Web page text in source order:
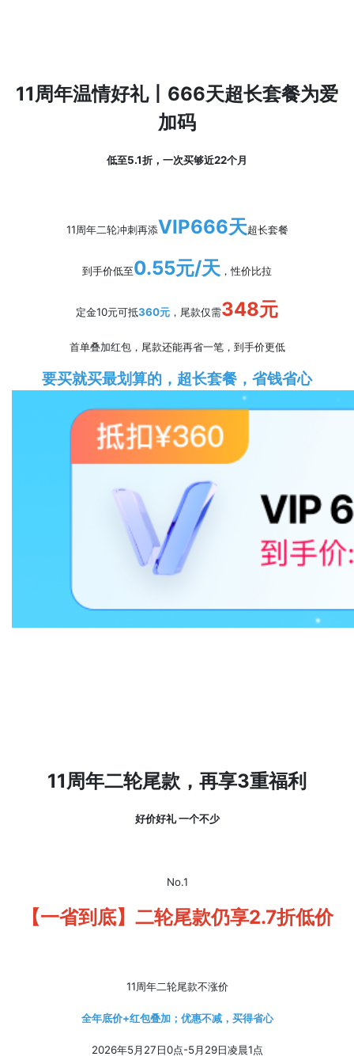
11周年温情好礼丨666天超长套餐为爱
加码
低至5.1折，一次买够近22个月
11周年二轮冲刺再添VIP666天超长套餐
到手价低至0.55元/天 ，性价比拉
定金10元可抵360元 ，尾款仅需348元
首单叠加红包，尾款还能再省一笔，到手价更低
要买就买最划算的，超长套餐，省钱省心
11周年二轮尾款，再享3重福利
好价好礼一个不少
No.1
【一省到底】 二轮尾款仍享2.7折低价
11周年二轮尾款不涨价
全年底价+红包叠加；优惠不减，买得省心
2026年5月27日0点-5月29日凌晨1点